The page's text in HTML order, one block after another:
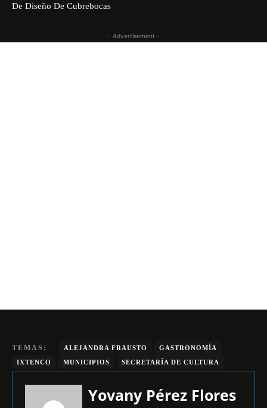
De Diseño De Cubrebocas
- Advertisement -
TEMAS: ALEJANDRA FRAUSTO
GASTRONOMÍA
IXTENCO
MUNICIPIOS SECRETARÍA DE CULTURA
Yovany Pérez Flores